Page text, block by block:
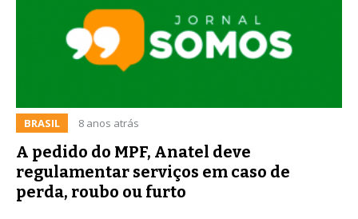
BRASIL 8 anos atrás
A pedido do MPF, Anatel deve
regulamentar serviços em caso de
perda, roubo ou furto